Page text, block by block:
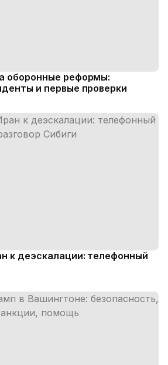
оборонные реформы:
и первые проверки
к деэскалации: телефонный